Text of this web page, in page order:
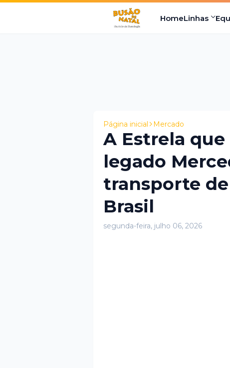
HomeLinhas
Página inicial Mercado
A Estrela
legado
transporte
Brasil
segunda-feira, julho 06, 2026